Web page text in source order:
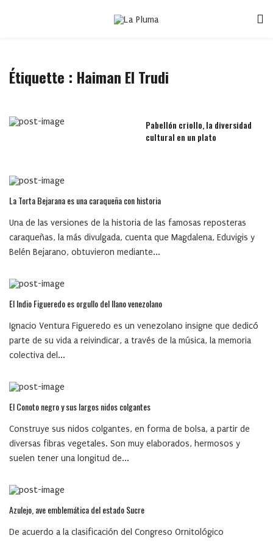
Étiquette : Haiman El Trudi
Pabellón criollo, la diversidad
cultural en un plato
La Torta Bejarana es una caraqueña con historia
Una de las versiones de la historia de las famosas reposteras
caraqueñas, la más divulgada, cuenta que Magdalena, Eduvigis y
Belén Bejarano, obtuvieron mediante...
El Indio Figueredo es orgullo del llano venezolano
Ignacio Ventura Figueredo es un venezolano insigne que dedicó
parte de su vida a reivindicar, a través de la música, la memoria
colectiva del...
El Conoto negro y sus largos nidos colgantes
Construye sus nidos colgantes, en forma de bolsa, a partir de
diversas fibras vegetales. Son muy elaborados, hermosos y
suelen tener una longitud de...
Azulejo, ave emblemática del estado Sucre
De acuerdo a la clasificación del Congreso Ornitológico